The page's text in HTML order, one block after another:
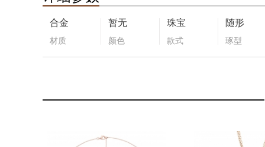
合金
材质
暂无
颜色
珠宝
款式
随形
琢型